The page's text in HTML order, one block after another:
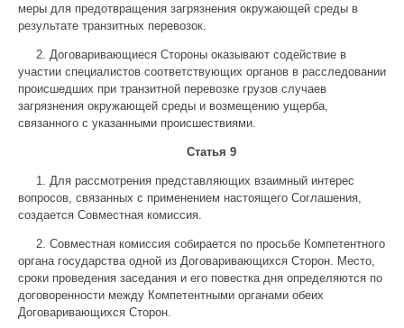
меры для предотвращения загрязнения окружающей среды в
результате транзитных перевозок.
2. Договаривающиеся Стороны оказывают содействие в
участии специалистов соответствующих органов в расследовании
происшедших при транзитной перевозке грузов случаев
загрязнения окружающей среды и возмещению ущерба,
связанного с указанными происшествиями.
Статья 9
1. Для рассмотрения представляющих взаимный интерес
вопросов, связанных с применением настоящего Соглашения,
создается Совместная комиссия.
2. Совместная комиссия собирается по просьбе Компетентного
органа государства одной из Договаривающихся Сторон. Место,
сроки проведения заседания и его повестка дня определяются по
договоренности между Компетентными органами обеих
Договаривающихся Сторон.